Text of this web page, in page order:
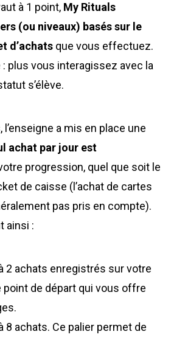
à 1 point, My Rituals
(ou niveaux) basés sur le
d’achats que vous effectuez.
plus vous interagissez avec la
s’élève.
a mis en place une
achat par jour est
progression, quel que soit le
de caisse (l’achat de cartes
pas pris en compte).
ainsi :
2 achats enregistrés sur votre
point de départ qui vous offre
8 achats. Ce palier permet de